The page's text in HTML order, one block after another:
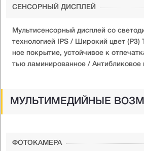
СЕНСОРНЫЙ ДИСПЛЕЙ
Мультисенсорный дисплей со
технологией IPS / Широкий цвет (P3)
ное покрытие, устойчивое к
тью ламинированное / Антибликовое
МУЛЬТИМЕДИЙНЫЕ
ФОТОКАМЕРА